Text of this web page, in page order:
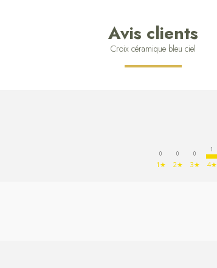
Avis clients
Croix céramique bleu ciel
0
1★
0
2★
0
3★
1
4★